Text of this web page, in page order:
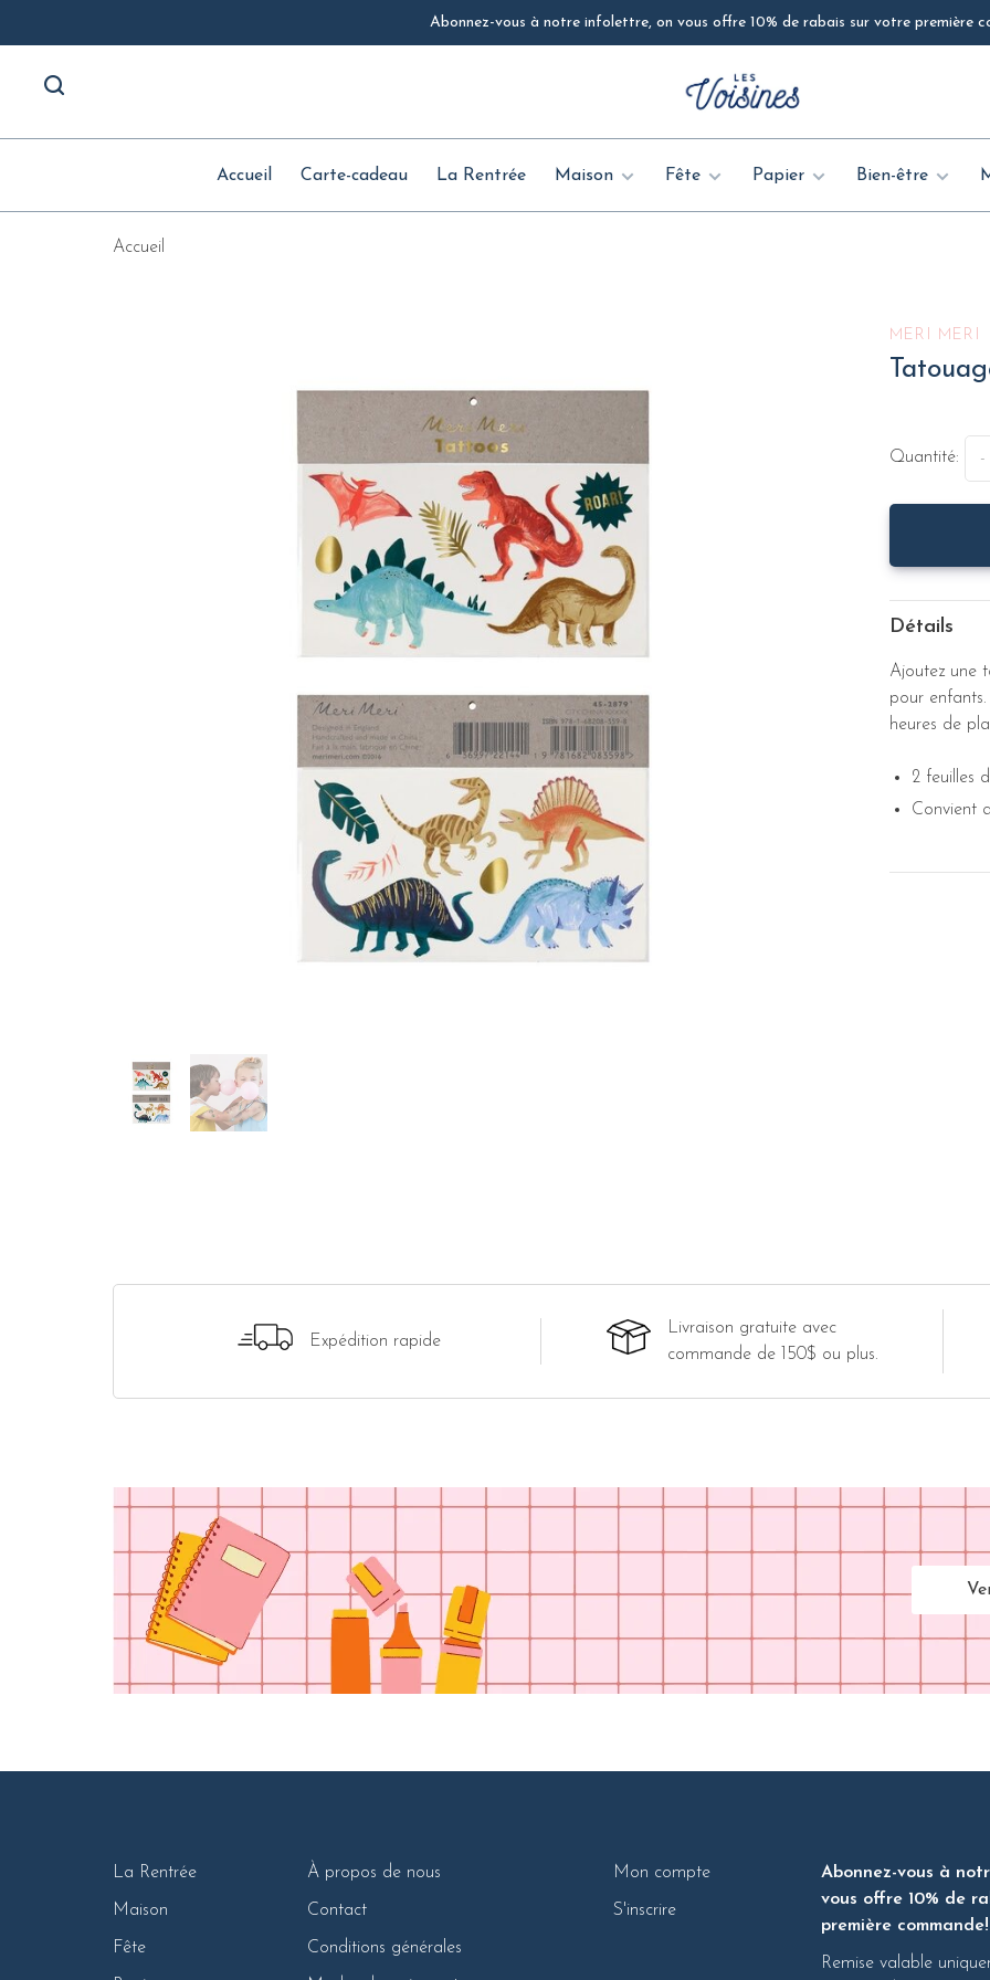
Abonnez-vous à notre infolettre, on vous offre 10% de rabais sur votre première
Accueil Carte-cadeau La Rentrée Maison Fête Papier Bien-être
Accueil
MERI MERI
Quantité: -
Détails
Ajoutez une
pour
heures de
2 feuilles
Convient
Expédition rapide
Livraison gratuite avec
commande de 150$ ou plus.
La Rentrée
Maison
Fête
À propos de nous
Contact
Conditions générales
Mon compte
S'inscrire
Abonnez-vous à
vous offre 10% de
première commande!
Remise valable